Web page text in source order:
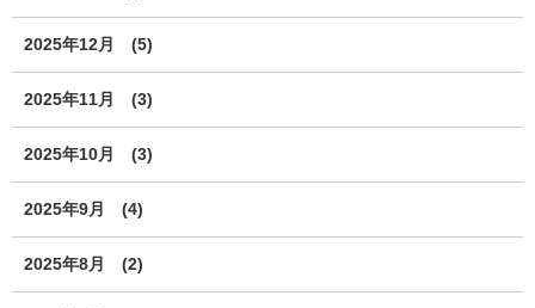
2025年12月 (5)
2025年11月 (3)
2025年10月 (3)
2025年9月 (4)
2025年8月 (2)